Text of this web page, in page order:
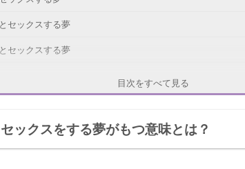
セックスする夢
セックスする夢
セックスする夢
スする夢
目次をすべて見る
セックスをする夢がもつ意味とは？